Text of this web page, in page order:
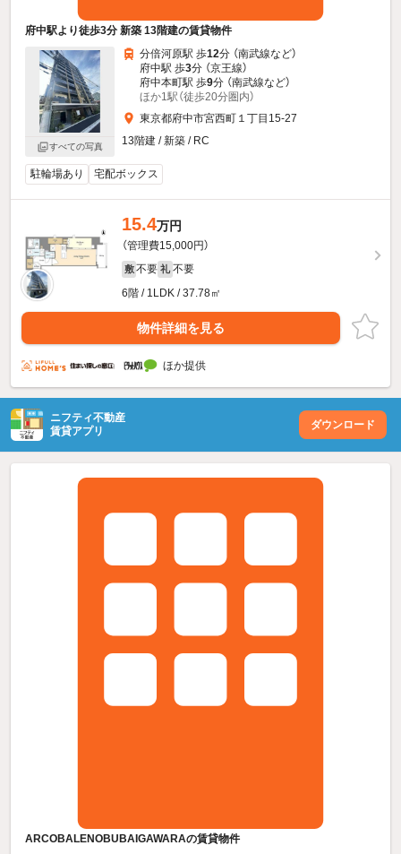
府中駅より徒歩3分 新築 13階建の賃貸物件
すべての写真
分倍河原駅 歩12分 （南武線など）
府中駅 歩3分 （京王線）
府中本町駅 歩9分 （南武線など）
ほか1駅（徒歩20分圏内）
東京都府中市宮西町１丁目15-27
13階建 / 新築 / RC
駐輪場あり 宅配ボックス
15.4万円
（管理費15,000円）
敷 不要 礼 不要
6階 / 1LDK / 37.78㎡
物件詳細を見る
ほか提供
ニフティ不動産
賃貸アプリ
ダウンロード
ARCOBALENOBUBAIGAWARAの賃貸物件